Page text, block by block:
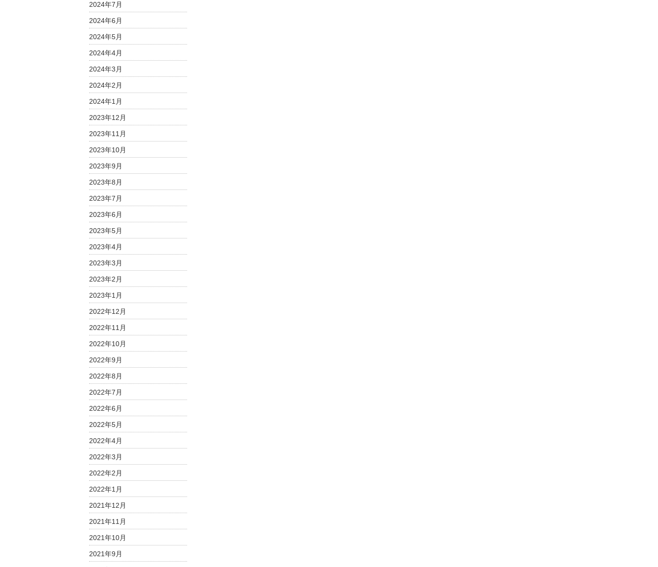
2024年7月
2024年6月
2024年5月
2024年4月
2024年3月
2024年2月
2024年1月
2023年12月
2023年11月
2023年10月
2023年9月
2023年8月
2023年7月
2023年6月
2023年5月
2023年4月
2023年3月
2023年2月
2023年1月
2022年12月
2022年11月
2022年10月
2022年9月
2022年8月
2022年7月
2022年6月
2022年5月
2022年4月
2022年3月
2022年2月
2022年1月
2021年12月
2021年11月
2021年10月
2021年9月